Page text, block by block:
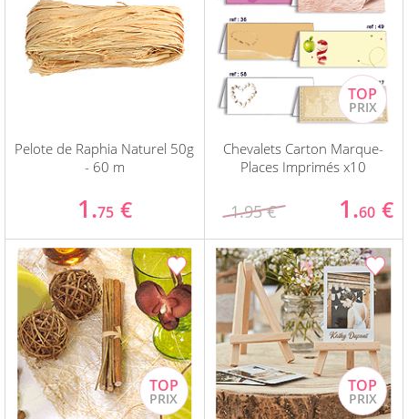
Pelote de Raphia Naturel 50g
- 60 m
1.75 €
Chevalets Carton Marque-
Places Imprimés x10
1.95 € 1.60 €